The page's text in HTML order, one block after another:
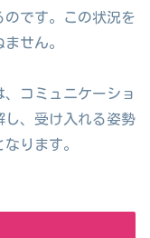
です。この状況を
せん。
コミュニケーショ
し、受け入れる姿勢
ります。